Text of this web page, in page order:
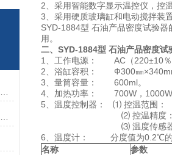
2、采用智能数字显示温控仪，控
3、采用硬质玻璃缸和电动搅拌装
SYD-1884型 石油产品密度试验
用。
二、SYD-1884型 石油产品密度试
1、工作电源： AC（220±10％
2、浴缸容积： Ф300㎜
3、量筒容量： 600ml。
4、加热功率： 700W，1000W
5、温度控制器： ⑴ 控温范围
⑵ 控温精度：
⑶ 温度传感器： 工业
6、温度计： 分度值为0.2℃的
名称
参数